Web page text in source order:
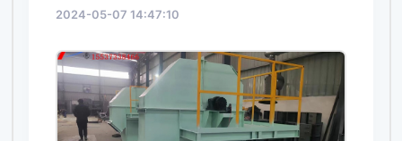
2024-05-07 14:47:10